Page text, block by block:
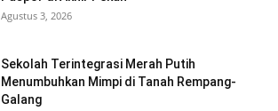
Agustus 3, 2026
Sekolah Terintegrasi Merah Putih
Menumbuhkan Mimpi di Tanah Rempang-
Galang